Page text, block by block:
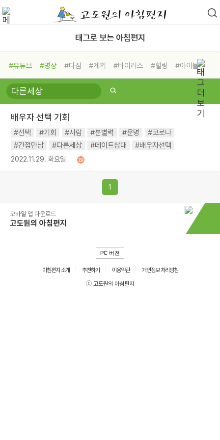
태그로 보는 아침편지
#유튜브 #명상 #다짐 #계획 #바이러스 #힐링
#아이들
#비전캠프
#독서캠프 #삶
#희망
#나눔 #친구 #링컨학교
#독서
#건강 #면역력
배우자 선택 기회
#선택 #기회 #사람 #분별력 #운명
#코로나
#간접만남
#다른세상 #데이트상대 #배우자선택
2022.11.29. 화요일
1
모바일 앱 다운로드
고도원의 아침편지
PC 버전
아침편지 소개 추천하기 이용약관
개인정보 처리방침
ⓒ 고도원의 아침편지